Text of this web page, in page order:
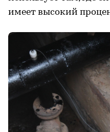
имеет высокий